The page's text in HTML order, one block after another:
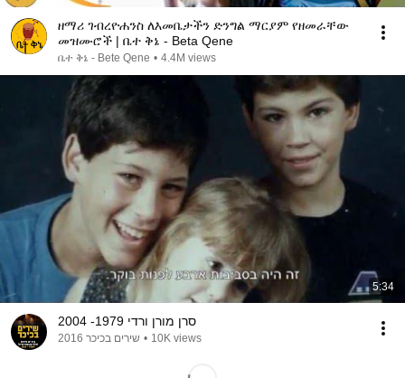
ዘማሪ ገብረዮሐንስ ለእመቤታችን ድንግል ማርያም የዘመራቸው
መዝሙሮች | ቤተ ቅኔ - Beta Qene
ቤተ ቅኔ - Bete Qene • 4.4M views
5:34
סרן מורן ורדי 1979- 2004
שירים בכיכר 2016 • 10K views